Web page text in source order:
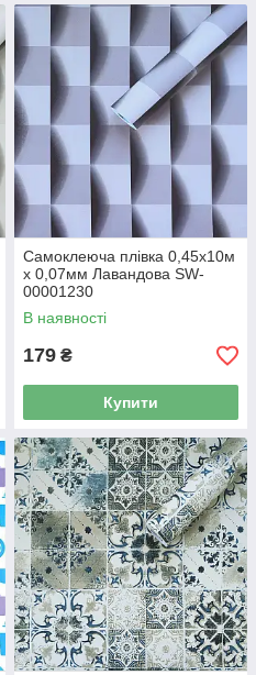
Самоклеюча плівка 0,45х10м
х 0,07мм Лавандова SW-
00001230
В наявності
179 ₴
Купити